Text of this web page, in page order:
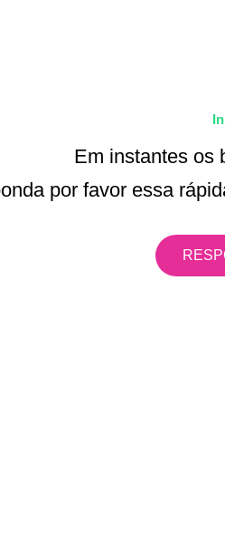
Em instantes os
por favor essa